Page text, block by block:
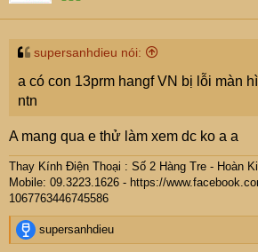
n
s
supersanhdieu nói:
a có con 13prm hangf VN bị lỗi màn
ntn
A mang qua e thử làm xem dc ko a a
Thay Kính Điện Thoại : Số 2 Hàng Tre - Hoàn
Mobile: 09.3223.1626 - https://
1067763446745586
R
e
supersanhdieu